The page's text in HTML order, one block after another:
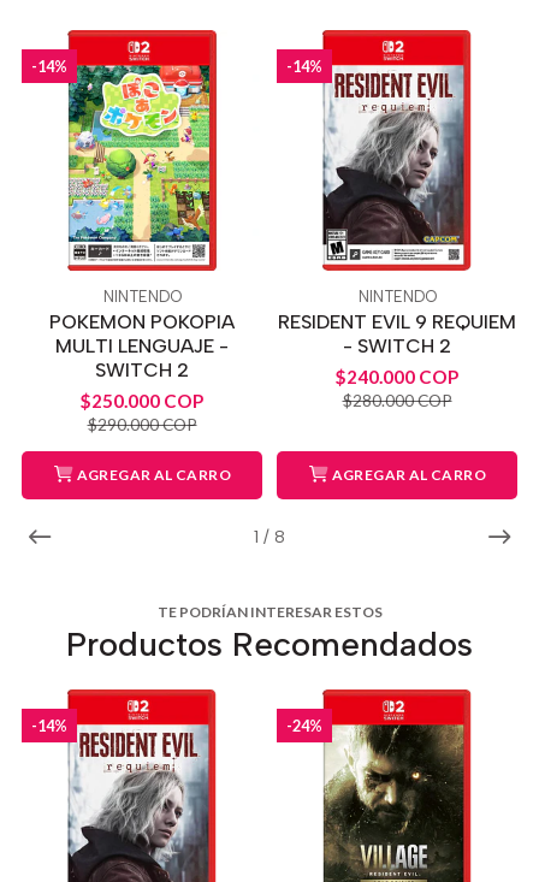
1 / 8
-14%
NINTENDO
POKEMON POKOPIA
MULTI LENGUAJE -
SWITCH 2
$250.000 COP
$290.000 COP
AGREGAR AL CARRO
-14%
NINTENDO
RESIDENT EVIL 9 REQUIEM
- SWITCH 2
$240.000 COP
$280.000 COP
AGREGAR AL CARRO
TE PODRÍAN INTERESAR ESTOS
Productos Recomendados
-14% -24%